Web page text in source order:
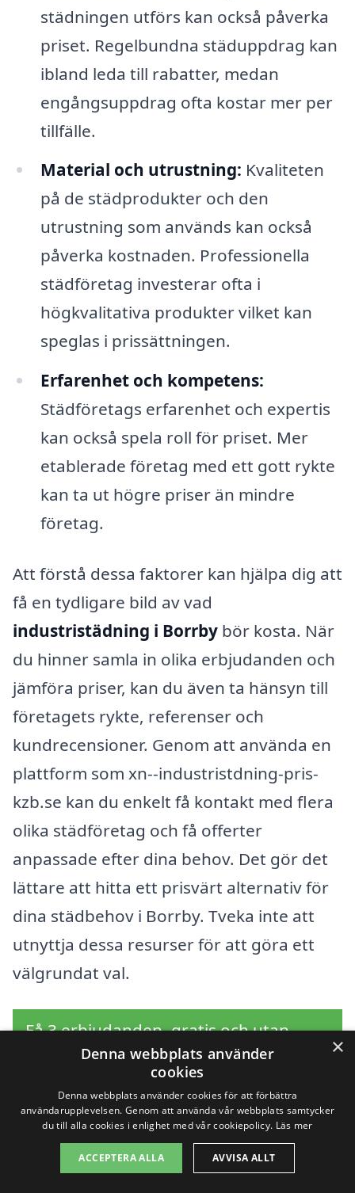
städningen utförs kan också påverka
priset. Regelbundna städuppdrag kan
ibland leda till rabatter, medan
engångsuppdrag ofta kostar mer per
tillfälle.
Material och utrustning: Kvaliteten
på de städprodukter och den
utrustning som används kan också
påverka kostnaden. Professionella
städföretag investerar ofta i
högkvalitativa produkter vilket kan
speglas i prissättningen.
Erfarenhet och kompetens:
Städföretags erfarenhet och expertis
kan också spela roll för priset. Mer
etablerade företag med ett gott rykte
kan ta ut högre priser än mindre
företag.
Att förstå dessa faktorer kan hjälpa dig att
få en tydligare bild av vad
industristädning i Borrby bör kosta. När
du hinner samla in olika erbjudanden och
jämföra priser, kan du även ta hänsyn till
företagets rykte, referenser och
kundrecensioner. Genom att använda en
plattform som xn--industristdning-pris-
kzb.se kan du enkelt få kontakt med flera
olika städföretag och få offerter
anpassade efter dina behov. Det gör det
lättare att hitta ett prisvärt alternativ för
dina städbehov i Borrby. Tveka inte att
utnyttja dessa resurser för att göra ett
välgrundat val.
Få 3 erbjudanden, gratis och utan
förpliktelser
Sök efter en
professionell för
×
Denna webbplats använder
cookies
Denna webbplats använder cookies för att förbättra
användarupplevelsen. Genom att använda vår webbplats samtycker
du till alla cookies i enlighet med vår cookiepolicy. Läs mer
ACCEPTERA ALLA AVVISA ALLT